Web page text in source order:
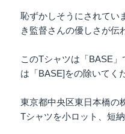
恥ずかしそうにされてい
き監督さんの優しさが伝
このTシャツは「BASE
は「BASE]をの除いてく
東京都中央区東日本橋の
Tシャツを小ロット、短